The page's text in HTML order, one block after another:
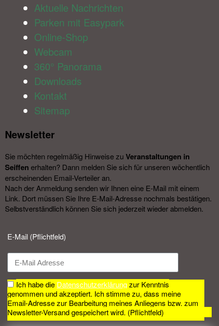
Aktuelle Nachrichten
Parken mit Easypark
Online-Shop
Webcam
360° Panorama
Downloads
Kontakt
Sitemap
Newsletter​
Sie möchten regelmäßig Hinweise zu Veranstal­tungen in
Seiffen erhalten? Dann melden Sie sich für unseren wöchentlich
erscheinenden Email-Verteiler an.
Nach der Anmeldung senden wir Ihnen eine E-Mail mit einem
Link. Dort müssen Sie Ihre E-Mail-Adresse nochmals bestätigen.
Selbstverständlich können Sie sich jederzeit wieder abmelden.​
E-Mail (Pflichtfeld)
Ich habe die Datenschutzerklärungzur Kenntnis
genommen und akzeptiert. Ich stimme zu, dass meine
Email-Adresse zur Bearbeitung meines Anliegens bzw. zum
Newsletter-Versand gespeichert wird. (Pflichtfeld)